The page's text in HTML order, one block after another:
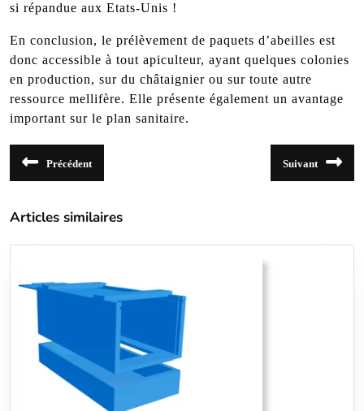
si répandue aux Etats-Unis !
En conclusion, le prélèvement de paquets d’abeilles est
donc accessible à tout apiculteur, ayant quelques colonies
en production, sur du châtaignier ou sur toute autre
ressource mellifère. Elle présente également un avantage
important sur le plan sanitaire.
Navigation
de
Précédent
précédent
Suivant
suivant
Articles similaires